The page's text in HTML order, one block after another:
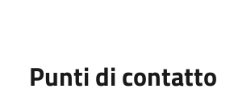
Punti di contatto